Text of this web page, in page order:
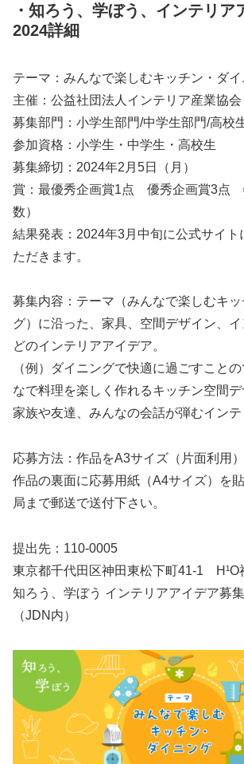
・知ろう、学ぼう、インテリア
2024詳細
テーマ：みんなで楽しむキッチン・ダ
主催：公益社団法人インテリア産業協会
募集部門：小学生部門/中学生部門/高校
参加資格：小学生・中学生・高校生
募集締切：2024年2月5日（月）
賞：最優秀企画賞1点 優秀企画賞3点
数）
結果発表：2024年3月中旬に公式サイト
ただきます。
募集内容：テーマ（みんなで楽しむキ
グ）に沿った、家具、空間デザイン、
どのインテリアアイデア。
（例）ダイニングで快適に過ごすこと
なで料理を楽しく作れるキッチン空間
家族や友達、みんなの会話が弾むイン
応募方法：作品をA3サイズ（片面利用
作品の裏面に応募用紙（A4サイズ）を
局まで郵送で送付下さい。
提出先：110-0005
東京都千代田区神田東松下町41-1 H¹O
知ろう、学ぼう インテリアアイデア募
（JDN内）